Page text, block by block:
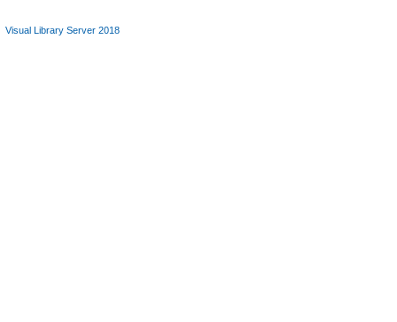
Visual Library Server 2018